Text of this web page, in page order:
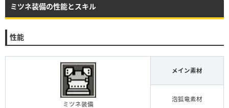
ミツネ装備の性能とスキル
性能
ミツネ装備
メイン素材
泡狐竜素材